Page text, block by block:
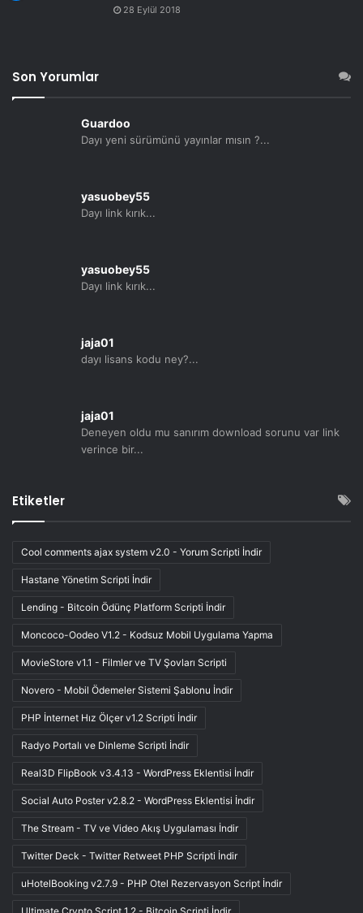
28 Eylül 2018
Son Yorumlar
Guardoo
Dayı yeni sürümünü yayınlar mısın ?...
yasuobey55
Dayı link kırık...
yasuobey55
Dayı link kırık...
jaja01
dayı lisans kodu ney?...
jaja01
Deneyen oldu mu sanırım download sorunu var link
verince bir...
Etiketler
Cool comments ajax system v2.0 - Yorum Scripti İndir
Hastane Yönetim Scripti İndir
Lending - Bitcoin Ödünç Platform Scripti İndir
Moncoco-Oodeo V1.2 - Kodsuz Mobil Uygulama Yapma
MovieStore v1.1 - Filmler ve TV Şovları Scripti
Novero - Mobil Ödemeler Sistemi Şablonu İndir
PHP İnternet Hız Ölçer v1.2 Scripti İndir
Radyo Portalı ve Dinleme Scripti İndir
Real3D FlipBook v3.4.13 - WordPress Eklentisi İndir
Social Auto Poster v2.8.2 - WordPress Eklentisi İndir
The Stream - TV ve Video Akış Uygulaması İndir
Twitter Deck - Twitter Retweet PHP Scripti İndir
uHotelBooking v2.7.9 - PHP Otel Rezervasyon Script İndir